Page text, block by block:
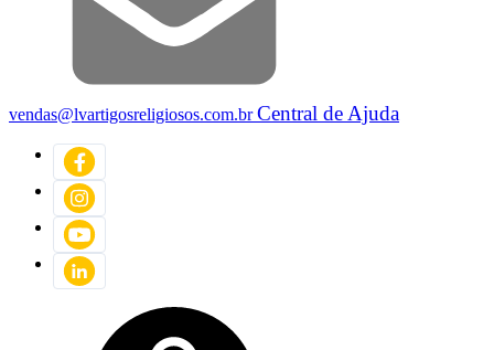
vendas@lvartigosreligiosos.com.brCentral de Ajuda